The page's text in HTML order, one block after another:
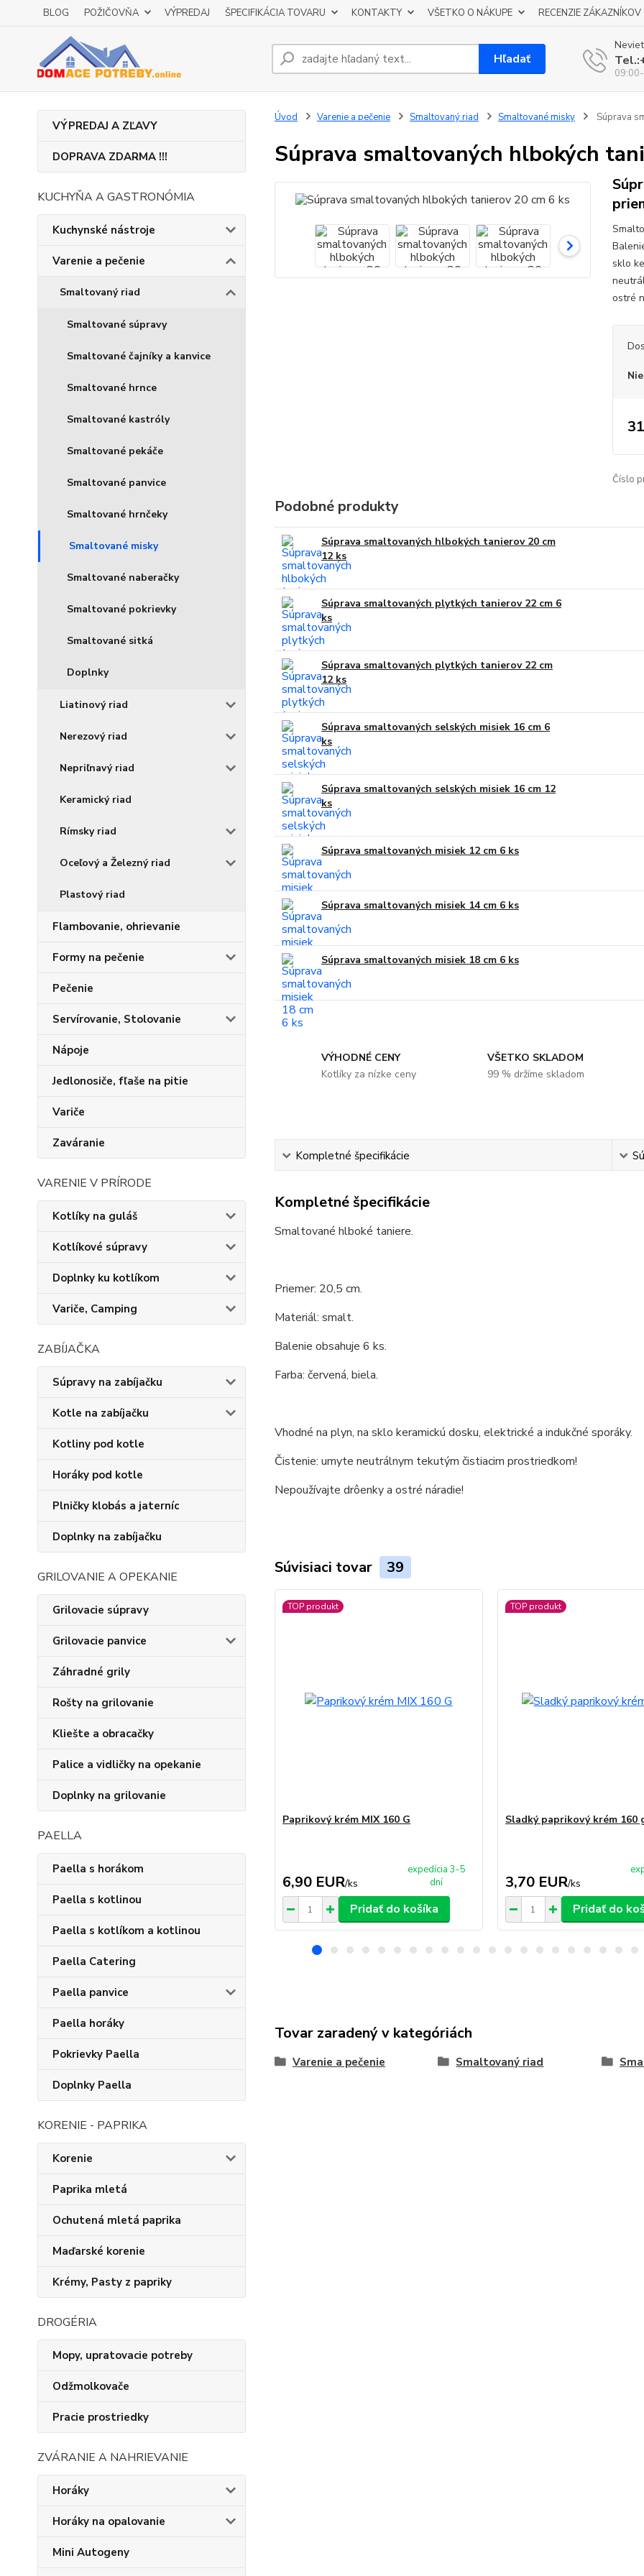
BLOG POŽIČOVŇA VÝPREDAJ ŠPECIFIKÁCIA TOVARU KONTAKTY VŠETKO O NÁKUPE RECENZIE ZÁKAZNÍKOV
Hľadať
VÝPREDAJ A ZĽAVY
DOPRAVA ZDARMA !!!
KUCHYŇA A GASTRONÓMIA
Kuchynské nástroje
Varenie a pečenie
Smaltovaný riad
Smaltované súpravy
Smaltované čajníky a kanvice
Smaltované hrnce
Smaltované kastróly
Smaltované pekáče
Smaltované panvice
Smaltované hrnčeky
Smaltované misky
Smaltované naberačky
Smaltované pokrievky
Smaltované sitká
Doplnky
Liatinový riad
Nerezový riad
Nepriľnavý riad
Keramický riad
Rímsky riad
Oceľový a Železný riad
Plastový riad
Flambovanie, ohrievanie
Formy na pečenie
Pečenie
Servírovanie, Stolovanie
Nápoje
Jedlonosiče, fľaše na pitie
Variče
Zaváranie
VARENIE V PRÍRODE
Kotlíky na guláš
Kotlíkové súpravy
Doplnky ku kotlíkom
Variče, Camping
ZABÍJAČKA
Súpravy na zabíjačku
Kotle na zabíjačku
Kotliny pod kotle
Horáky pod kotle
Plničky klobás a jaterníc
Doplnky na zabíjačku
GRILOVANIE A OPEKANIE
Grilovacie súpravy
Grilovacie panvice
Záhradné grily
Rošty na grilovanie
Kliešte a obracačky
Palice a vidličky na opekanie
Doplnky na grilovanie
PAELLA
Paella s horákom
Paella s kotlinou
Paella s kotlíkom a kotlinou
Paella Catering
Paella panvice
Paella horáky
Pokrievky Paella
Doplnky Paella
KORENIE - PAPRIKA
Korenie
Paprika mletá
Ochutená mletá paprika
Maďarské korenie
Krémy, Pasty z papriky
DROGÉRIA
Mopy, upratovacie potreby
Odžmolkovače
Pracie prostriedky
ZVÁRANIE A NAHRIEVANIE
Horáky
Horáky na opalovanie
Mini Autogeny
Úvod Varenie a pečenie Smaltovaný riad Smaltované misky Súprava
Súprava smaltovaných hlbokých
sklo
ostré
Číslo
Podobné produkty
Súprava smaltovaných hlbokých tanierov 20 cm
12 ks
Súprava smaltovaných plytkých tanierov 22 cm 6
ks
Súprava smaltovaných plytkých tanierov 22 cm
12 ks
Súprava smaltovaných selských misiek 16 cm 6
ks
Súprava smaltovaných selských misiek 16 cm 12
ks
Súprava smaltovaných misiek 12 cm 6 ks
Súprava smaltovaných misiek 14 cm 6 ks
Súprava smaltovaných misiek 18 cm 6 ks
VÝHODNÉ CENY
Kotlíky za nízke ceny
VŠETKO SKLADOM
99 % držíme skladom
Kompletné špecifikácie
Kompletné špecifikácie
Smaltované hlboké taniere.
Priemer: 20,5 cm.
Materiál: smalt.
Balenie obsahuje 6 ks.
Farba: červená, biela.
Vhodné na plyn, na sklo keramickú dosku, elektrické a indukčné sporáky.
Čistenie: umyte neutrálnym tekutým čistiacim prostriedkom!
Nepoužívajte drôenky a ostré náradie!
Súvisiaci tovar 39
TOP produkt
Paprikový krém MIX 160 G
6,90 EUR/ks
expedícia 3-5
dní
Pridať do košíka
TOP produkt
Sladký paprikový krém 160
3,70 EUR/ks
Pridať do
Tovar zaradený v kategóriách
Varenie a pečenie Smaltovaný riad